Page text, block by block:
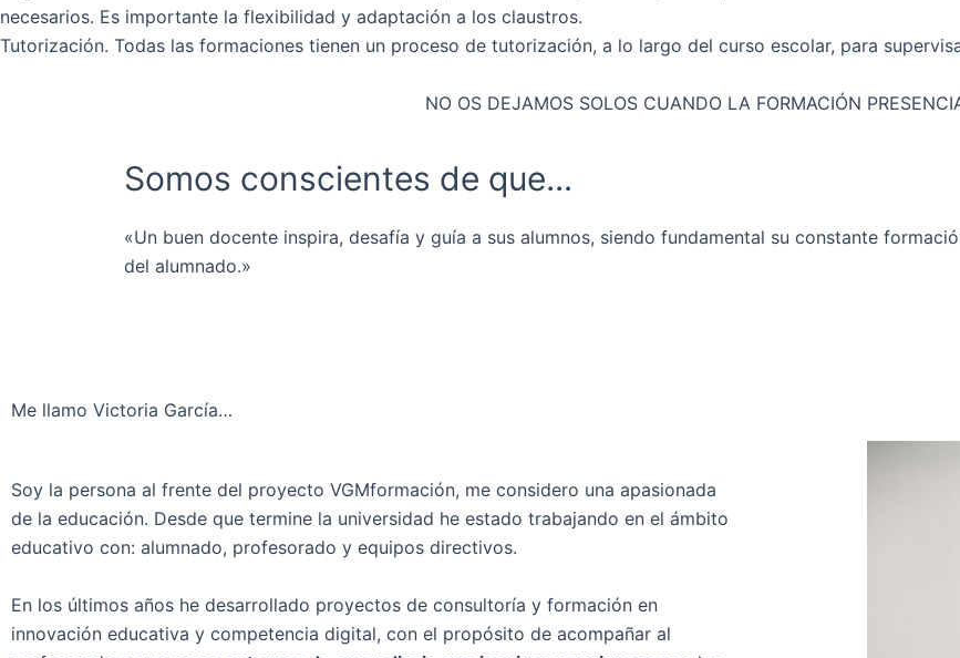
necesarios. Es importante la flexibilidad y adaptación a los claustros.
Tutorización. Todas las formaciones tienen un proceso de tutorización, a lo largo del curso escolar, para
NO OS DEJAMOS SOLOS CUANDO LA FORMACIÓN
Somos conscientes de que...
«Un buen docente inspira, desafía y guía a sus alumnos, siendo fundamental su constante
del alumnado.»
Me llamo Victoria García…
Soy la persona al frente del proyecto VGMformación, me considero una apasionada
de la educación. Desde que termine la universidad he estado trabajando en el ámbito
educativo con: alumnado, profesorado y equipos directivos.
En los últimos años he desarrollado proyectos de consultoría y formación en
innovación educativa y competencia digital, con el propósito de acompañar al